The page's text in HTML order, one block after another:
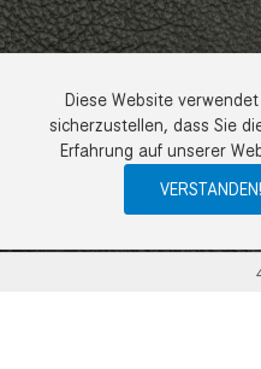
Diese Website
sicherzustellen, dass Sie
Erfahrung auf unserer
VERSTANDEN!